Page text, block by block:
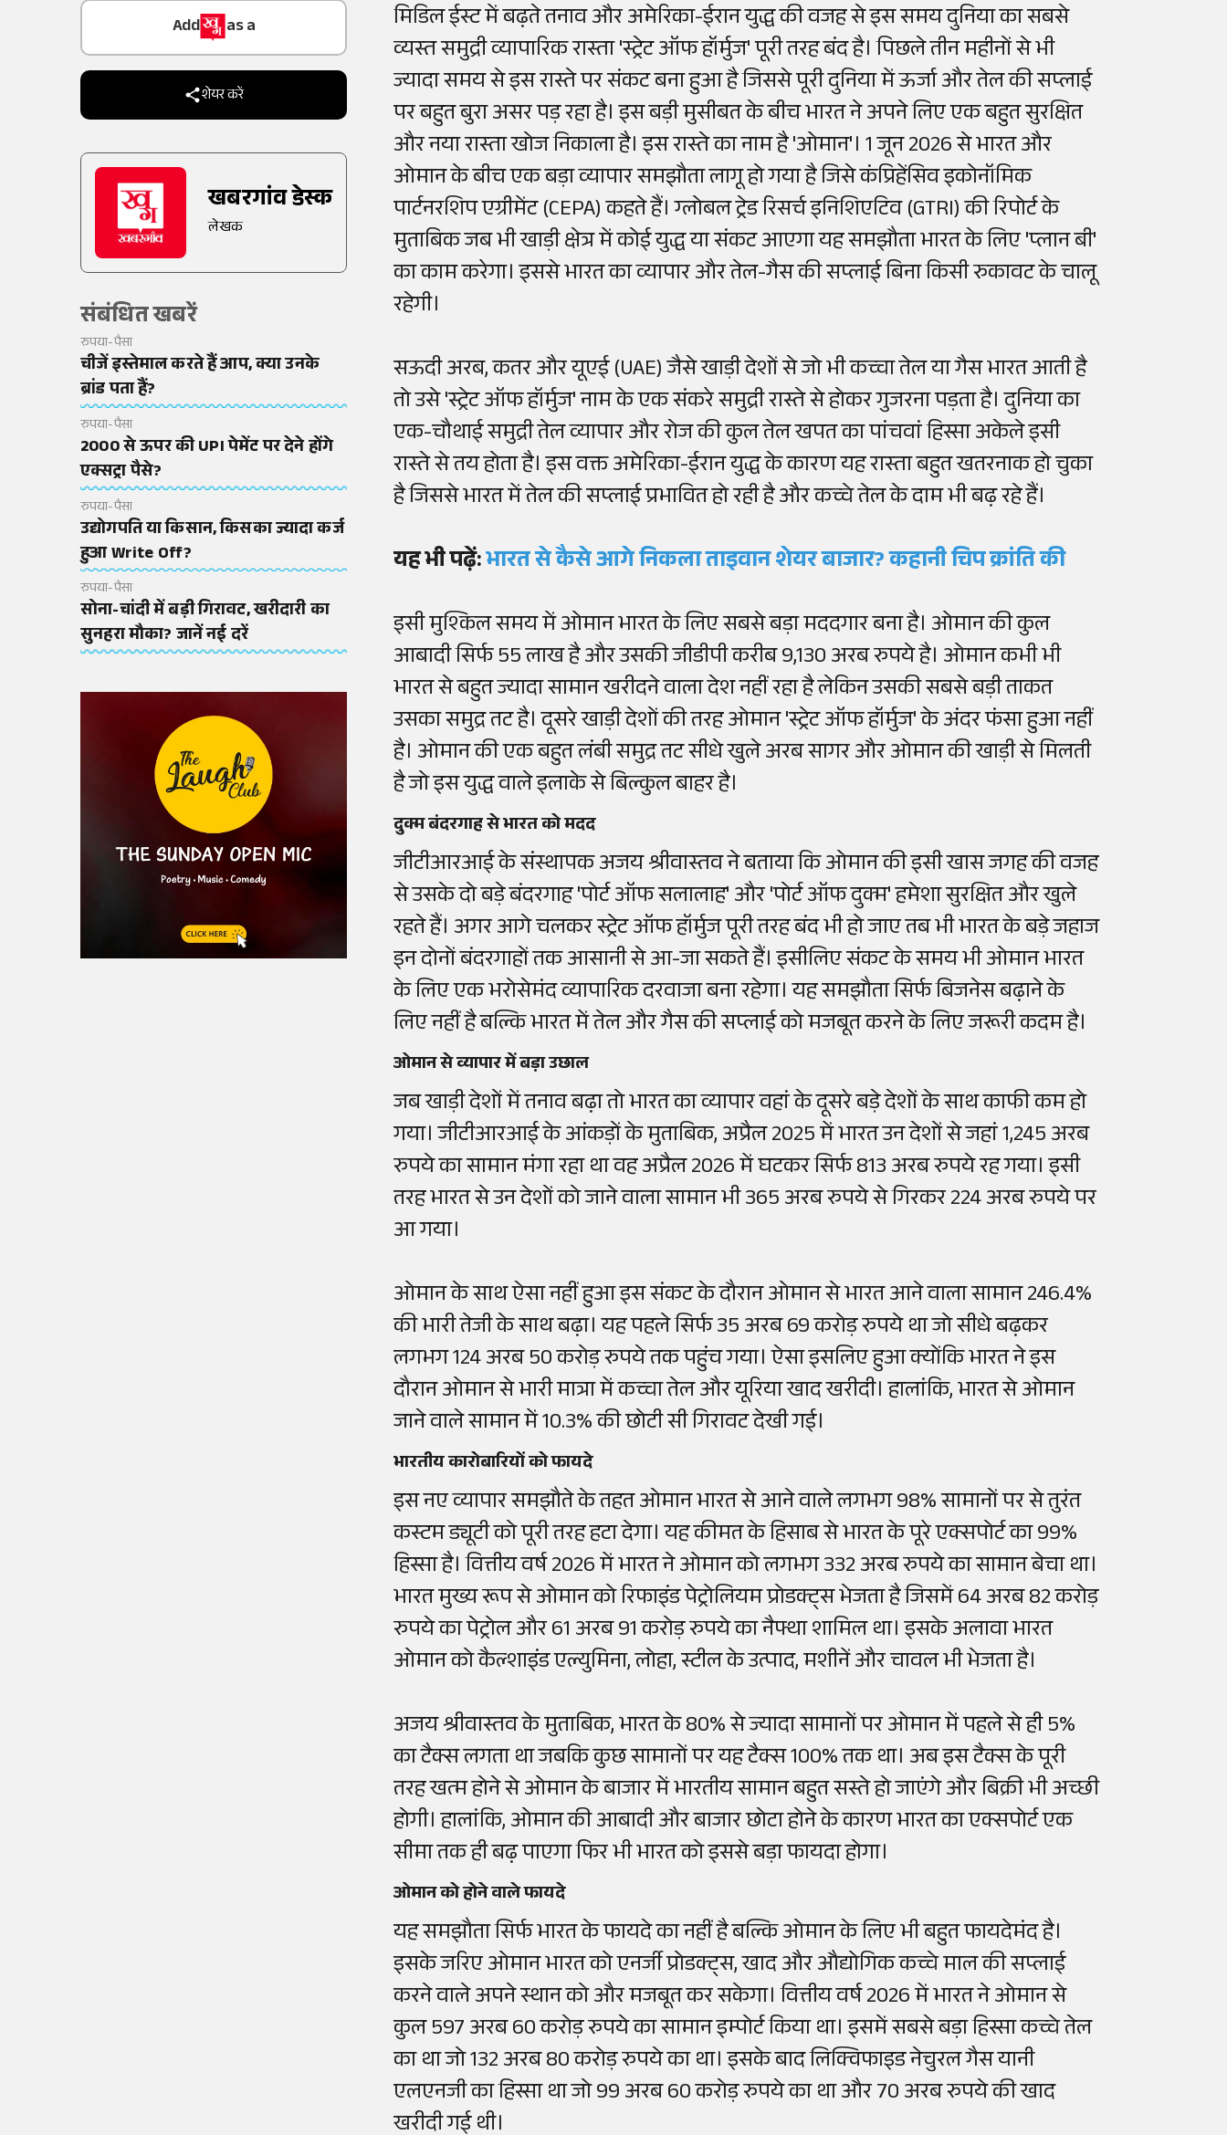
Trusted Source on
शेयर करें
खबरगांव डेस्क
लेखक
संबंधित खबरें
रुपया-पैसा
चीजें इस्तेमाल करते हैं आप, क्या उनके
ब्रांड पता हैं?
रुपया-पैसा
2000 से ऊपर की UPI पेमेंट पर देने होंगे
एक्सट्रा पैसे?
रुपया-पैसा
उद्योगपति या किसान, किसका ज्यादा कर्ज
हुआ Write Off?
रुपया-पैसा
सोना-चांदी में बड़ी गिरावट, खरीदारी का
सुनहरा मौका? जानें नई दरें
मिडिल ईस्ट में बढ़ते तनाव और अमेरिका-ईरान युद्ध की वजह से इस समय दुनिया का सबसे
व्यस्त समुद्री व्यापारिक रास्ता 'स्ट्रेट ऑफ हॉर्मुज' पूरी तरह बंद है। पिछले तीन महीनों से भी
ज्यादा समय से इस रास्ते पर संकट बना हुआ है जिससे पूरी दुनिया में ऊर्जा और तेल की सप्लाई
पर बहुत बुरा असर पड़ रहा है। इस बड़ी मुसीबत के बीच भारत ने अपने लिए एक बहुत सुरक्षित
और नया रास्ता खोज निकाला है। इस रास्ते का नाम है 'ओमान'। 1 जून 2026 से भारत और
ओमान के बीच एक बड़ा व्यापार समझौता लागू हो गया है जिसे कंप्रिहेंसिव इकोनॉमिक
पार्टनरशिप एग्रीमेंट (CEPA) कहते हैं। ग्लोबल ट्रेड रिसर्च इनिशिएटिव (GTRI) की रिपोर्ट के
मुताबिक जब भी खाड़ी क्षेत्र में कोई युद्ध या संकट आएगा यह समझौता भारत के लिए 'प्लान बी'
का काम करेगा। इससे भारत का व्यापार और तेल-गैस की सप्लाई बिना किसी रुकावट के चालू
रहेगी।
सऊदी अरब, कतर और यूएई (UAE) जैसे खाड़ी देशों से जो भी कच्चा तेल या गैस भारत आती है
तो उसे 'स्ट्रेट ऑफ हॉर्मुज' नाम के एक संकरे समुद्री रास्ते से होकर गुजरना पड़ता है। दुनिया का
एक-चौथाई समुद्री तेल व्यापार और रोज की कुल तेल खपत का पांचवां हिस्सा अकेले इसी
रास्ते से तय होता है। इस वक्त अमेरिका-ईरान युद्ध के कारण यह रास्ता बहुत खतरनाक हो चुका
है जिससे भारत में तेल की सप्लाई प्रभावित हो रही है और कच्चे तेल के दाम भी बढ़ रहे हैं।
यह भी पढ़ें:भारत से कैसे आगे निकला ताइवान शेयर बाजार? कहानी चिप क्रांति की
इसी मुश्किल समय में ओमान भारत के लिए सबसे बड़ा मददगार बना है। ओमान की कुल
आबादी सिर्फ 55 लाख है और उसकी जीडीपी करीब 9,130 अरब रुपये है। ओमान कभी भी
भारत से बहुत ज्यादा सामान खरीदने वाला देश नहीं रहा है लेकिन उसकी सबसे बड़ी ताकत
उसका समुद्र तट है। दूसरे खाड़ी देशों की तरह ओमान 'स्ट्रेट ऑफ हॉर्मुज' के अंदर फंसा हुआ नहीं
है। ओमान की एक बहुत लंबी समुद्र तट सीधे खुले अरब सागर और ओमान की खाड़ी से मिलती
है जो इस युद्ध वाले इलाके से बिल्कुल बाहर है।
दुक्म बंदरगाह से भारत को मदद
जीटीआरआई के संस्थापक अजय श्रीवास्तव ने बताया कि ओमान की इसी खास जगह की वजह
से उसके दो बड़े बंदरगाह 'पोर्ट ऑफ सलालाह' और 'पोर्ट ऑफ दुक्म' हमेशा सुरक्षित और खुले
रहते हैं। अगर आगे चलकर स्ट्रेट ऑफ हॉर्मुज पूरी तरह बंद भी हो जाए तब भी भारत के बड़े जहाज
इन दोनों बंदरगाहों तक आसानी से आ-जा सकते हैं। इसीलिए संकट के समय भी ओमान भारत
के लिए एक भरोसेमंद व्यापारिक दरवाजा बना रहेगा। यह समझौता सिर्फ बिजनेस बढ़ाने के
लिए नहीं है बल्कि भारत में तेल और गैस की सप्लाई को मजबूत करने के लिए जरूरी कदम है।
ओमान से व्यापार में बड़ा उछाल
जब खाड़ी देशों में तनाव बढ़ा तो भारत का व्यापार वहां के दूसरे बड़े देशों के साथ काफी कम हो
गया। जीटीआरआई के आंकड़ों के मुताबिक, अप्रैल 2025 में भारत उन देशों से जहां 1,245 अरब
रुपये का सामान मंगा रहा था वह अप्रैल 2026 में घटकर सिर्फ 813 अरब रुपये रह गया। इसी
तरह भारत से उन देशों को जाने वाला सामान भी 365 अरब रुपये से गिरकर 224 अरब रुपये पर
आ गया।
ओमान के साथ ऐसा नहीं हुआ इस संकट के दौरान ओमान से भारत आने वाला सामान 246.4%
की भारी तेजी के साथ बढ़ा। यह पहले सिर्फ 35 अरब 69 करोड़ रुपये था जो सीधे बढ़कर
लगभग 124 अरब 50 करोड़ रुपये तक पहुंच गया। ऐसा इसलिए हुआ क्योंकि भारत ने इस
दौरान ओमान से भारी मात्रा में कच्चा तेल और यूरिया खाद खरीदी। हालांकि, भारत से ओमान
जाने वाले सामान में 10.3% की छोटी सी गिरावट देखी गई।
भारतीय कारोबारियों को फायदे
इस नए व्यापार समझौते के तहत ओमान भारत से आने वाले लगभग 98% सामानों पर से तुरंत
कस्टम ड्यूटी को पूरी तरह हटा देगा। यह कीमत के हिसाब से भारत के पूरे एक्सपोर्ट का 99%
हिस्सा है। वित्तीय वर्ष 2026 में भारत ने ओमान को लगभग 332 अरब रुपये का सामान बेचा था।
भारत मुख्य रूप से ओमान को रिफाइंड पेट्रोलियम प्रोडक्ट्स भेजता है जिसमें 64 अरब 82 करोड़
रुपये का पेट्रोल और 61 अरब 91 करोड़ रुपये का नैफ्था शामिल था। इसके अलावा भारत
ओमान को कैल्शाइंड एल्युमिना, लोहा, स्टील के उत्पाद, मशीनें और चावल भी भेजता है।
अजय श्रीवास्तव के मुताबिक, भारत के 80% से ज्यादा सामानों पर ओमान में पहले से ही 5%
का टैक्स लगता था जबकि कुछ सामानों पर यह टैक्स 100% तक था। अब इस टैक्स के पूरी
तरह खत्म होने से ओमान के बाजार में भारतीय सामान बहुत सस्ते हो जाएंगे और बिक्री भी अच्छी
होगी। हालांकि, ओमान की आबादी और बाजार छोटा होने के कारण भारत का एक्सपोर्ट एक
सीमा तक ही बढ़ पाएगा फिर भी भारत को इससे बड़ा फायदा होगा।
ओमान को होने वाले फायदे
यह समझौता सिर्फ भारत के फायदे का नहीं है बल्कि ओमान के लिए भी बहुत फायदेमंद है।
इसके जरिए ओमान भारत को एनर्जी प्रोडक्ट्स, खाद और औद्योगिक कच्चे माल की सप्लाई
करने वाले अपने स्थान को और मजबूत कर सकेगा। वित्तीय वर्ष 2026 में भारत ने ओमान से
कुल 597 अरब 60 करोड़ रुपये का सामान इम्पोर्ट किया था। इसमें सबसे बड़ा हिस्सा कच्चे तेल
का था जो 132 अरब 80 करोड़ रुपये का था। इसके बाद लिक्विफाइड नेचुरल गैस यानी
एलएनजी का हिस्सा था जो 99 अरब 60 करोड़ रुपये का था और 70 अरब रुपये की खाद
खरीदी गई थी।